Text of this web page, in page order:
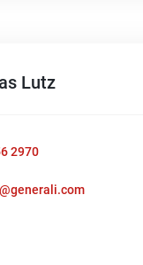
Lutz
2970